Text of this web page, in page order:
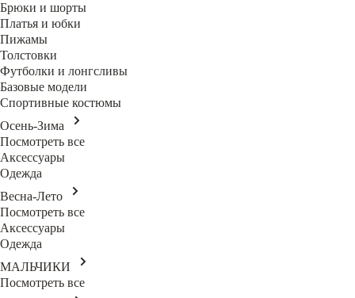
Брюки и шорты
Платья и юбки
Пижамы
Толстовки
Футболки и лонгсливы
Базовые модели
Спортивные костюмы
Осень-Зима
Посмотреть все
Аксессуары
Одежда
Весна-Лето
Посмотреть все
Аксессуары
Одежда
МАЛЬЧИКИ
Посмотреть все